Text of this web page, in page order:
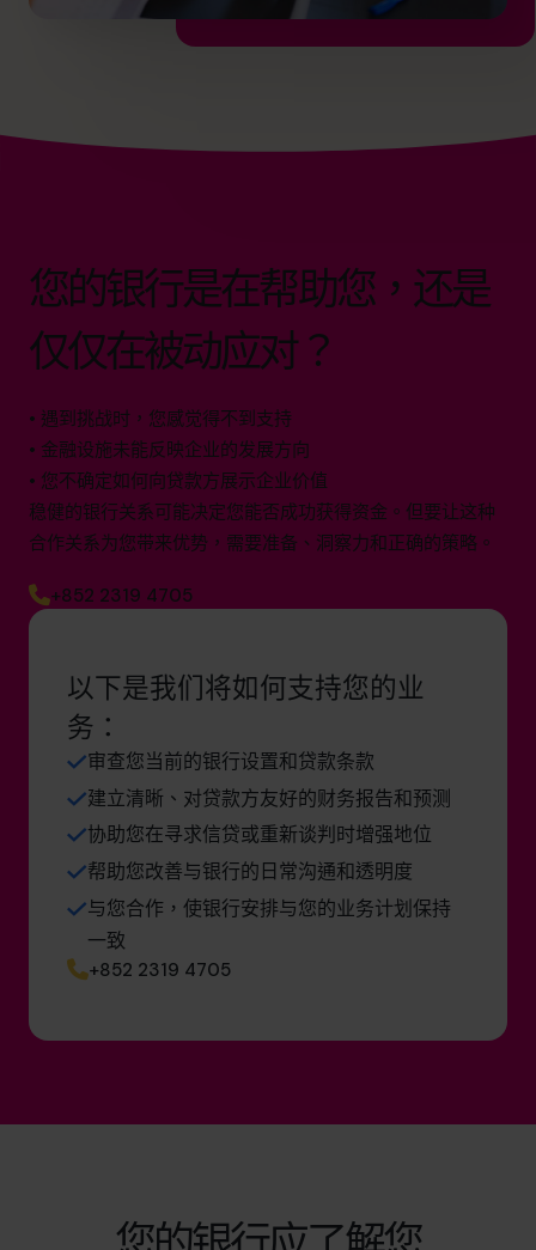
您的银行是在帮助您，还是
仅仅在被动应对？
• 遇到挑战时，您感觉得不到支持
• 金融设施未能反映企业的发展方向
• 您不确定如何向贷款方展示企业价值
稳健的银行关系可能决定您能否成功获得资金。但要让这种
合作关系为您带来优势，需要准备、洞察力和正确的策略。
+852 2319 4705
以下是我们将如何支持您的业
务：
审查您当前的银行设置和贷款条款
建立清晰、对贷款方友好的财务报告和预测
协助您在寻求信贷或重新谈判时增强地位
帮助您改善与银行的日常沟通和透明度
与您合作，使银行安排与您的业务计划保持
一致
+852 2319 4705